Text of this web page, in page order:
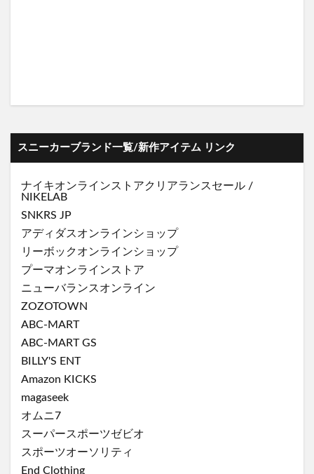
スニーカーブランド一覧/新作アイテム リンク
ナイキオンラインストアクリアランスセール /
NIKELAB
SNKRS JP
アディダスオンラインショップ
リーボックオンラインショップ
プーマオンラインストア
ニューバランスオンライン
ZOZOTOWN
ABC-MART
ABC-MART GS
BILLY'S ENT
Amazon KICKS
magaseek
オムニ7
スーパースポーツゼビオ
スポーツオーソリティ
End Clothing